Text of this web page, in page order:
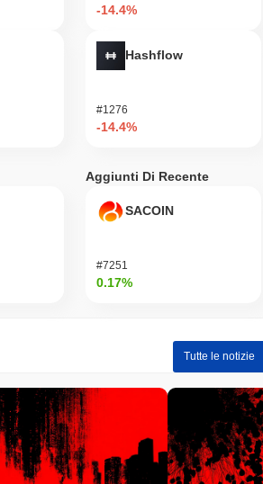
-14.4%
Hashflow
#1276
-14.4%
Aggiunti Di Recente
SACOIN
#7251
0.17%
Tutte le notizie